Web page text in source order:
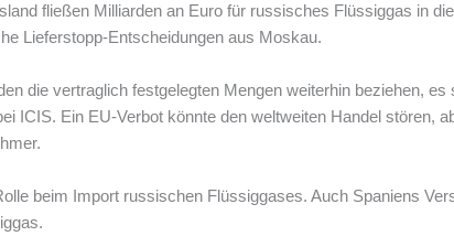
fließen Milliarden an Euro für russisches Flüssiggas in
Lieferstopp-Entscheidungen aus Moskau.
die vertraglich festgelegten Mengen weiterhin beziehen,
ICIS. Ein EU-Verbot könnte den weltweiten Handel stören,
beim Import russischen Flüssiggases. Auch Spaniens